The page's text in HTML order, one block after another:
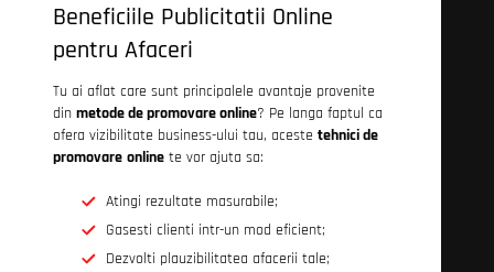
Beneficiile Publicitatii Online
pentru Afaceri
Tu ai aflat care sunt principalele avantaje provenite
din metode de promovare online? Pe langa faptul ca
ofera vizibilitate business-ului tau, aceste tehnici de
promovare online te vor ajuta sa:
Atingi rezultate masurabile;
Gasesti clienti intr-un mod eficient;
Dezvolti plauzibilitatea afacerii tale;